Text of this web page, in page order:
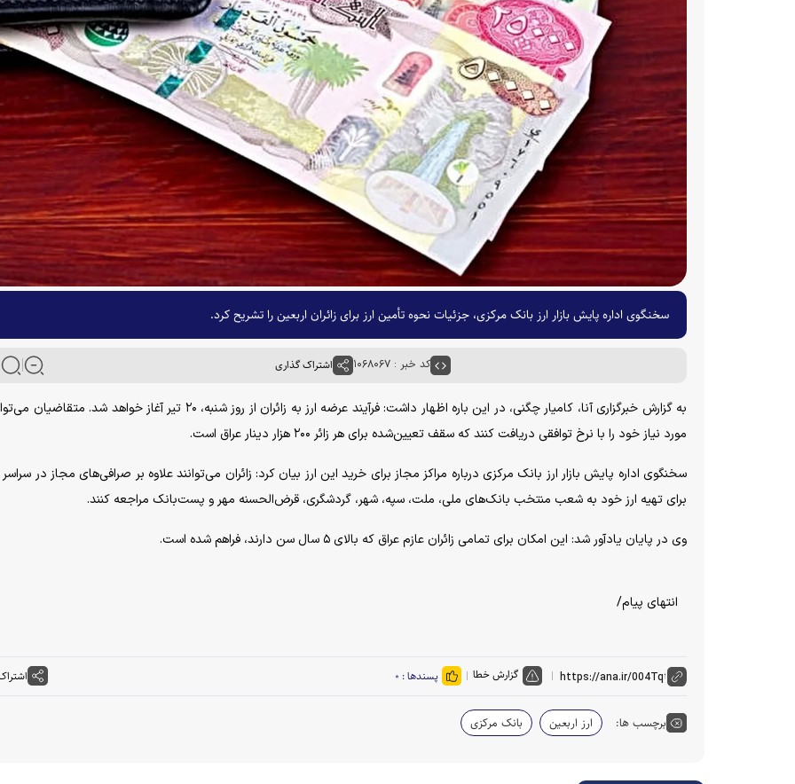
سخنگوی اداره پایش بازار ارز بانک مرکزی، جزئیات نحوه تأمین ارز برای زائران اربعین را تشریح کرد.
کد خبر : ۱۰۶۸۰۶۷ اشتراک گذاری
به گزارش خبرگزاری آنا، کامیار چگنی، در این باره اظهار داشت: فرآیند عرضه ارز به زائران از روز شنبه، ۲۰ تیر آغاز خواهد شد.
مورد نیاز خود را با نرخ توافقی دریافت کنند که سقف تعیین‌شده برای هر زائر ۲۰۰ هزار دینار عراق است.
سخنگوی اداره پایش بازار ارز بانک مرکزی درباره مراکز مجاز برای خرید این ارز بیان کرد: زائران می‌توانند علاوه بر صرافی‌های مجاز در
برای تهیه ارز خود به شعب منتخب بانک‌های ملی، ملت، سپه، شهر، گردشگری، قرض‌الحسنه مهر و پست‌بانک مراجعه کنند.
وی در پایان یادآور شد: این امکان برای تمامی زائران عازم عراق که بالای ۵ سال سن دارند، فراهم شده است.
انتهای پیام/
گزارش خطا پسندها : ۰
برچسب ها: ارز اربعین بانک مرکزی